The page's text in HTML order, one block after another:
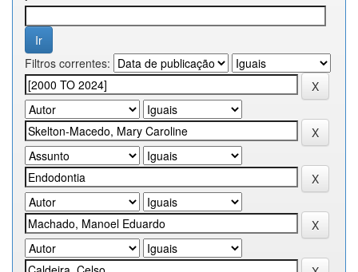
Filtros correntes: